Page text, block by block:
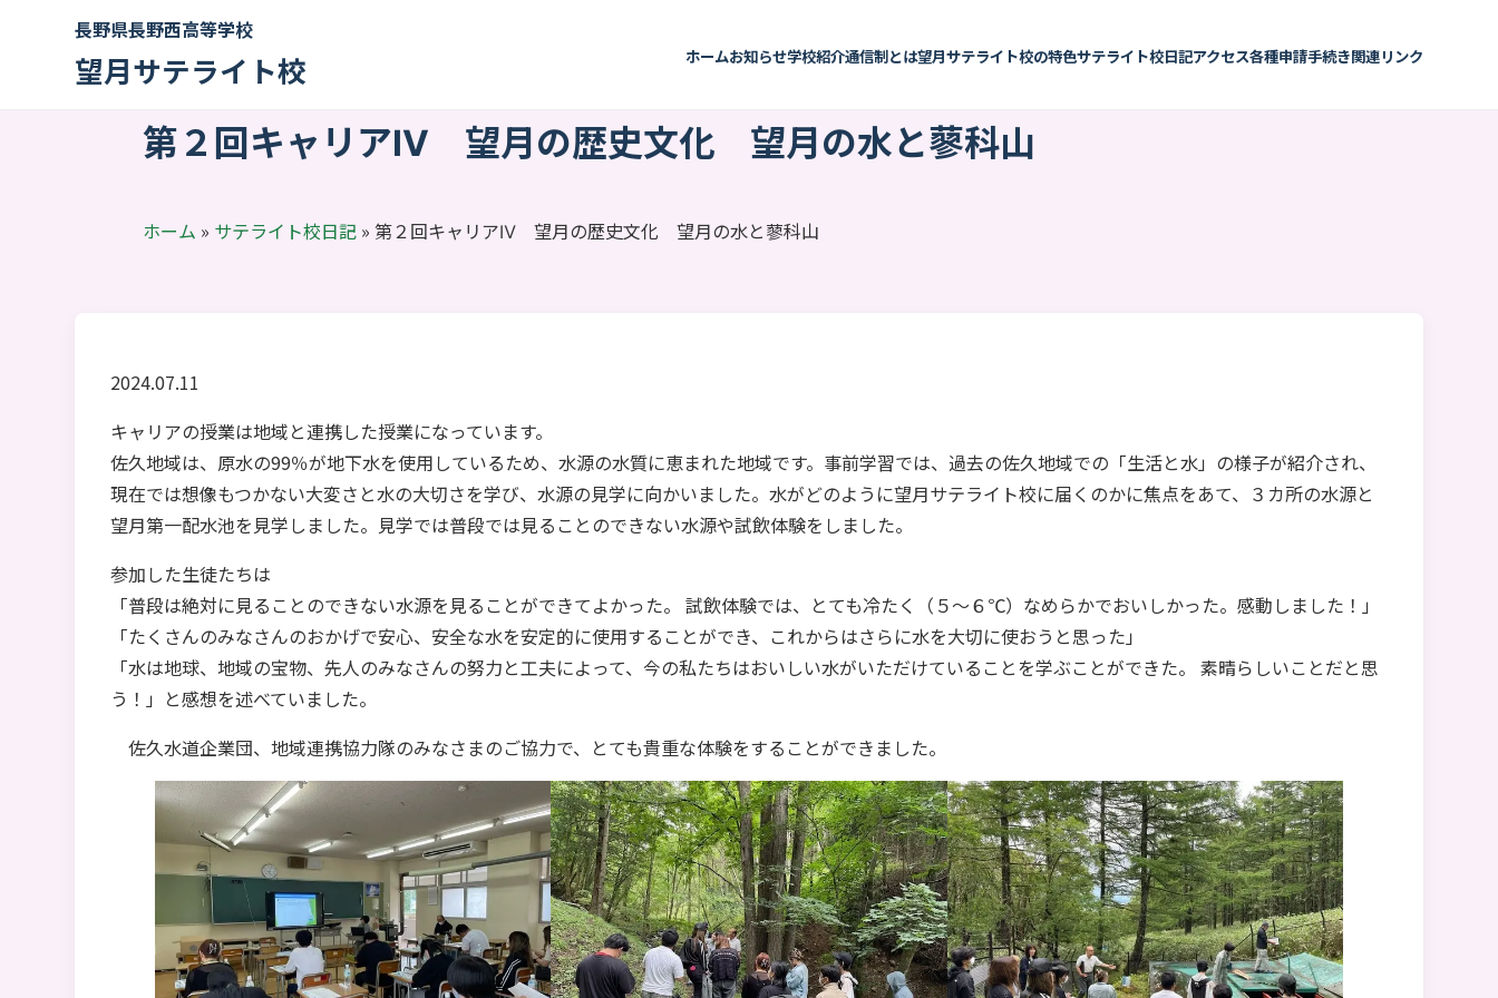
長野県長野西高等学校
望月サテライト校 ホームお知らせ学校紹介通信制とは望月サテライト校の特色サテライト校日記アクセス各種申請手続き関連リンク
第２回キャリアⅣ 望月の歴史文化 望月の水と蓼科山
ホーム » サテライト校日記» 第２回キャリアⅣ 望月の歴史文化 望月の水と蓼科山
2024.07.11
キャリアの授業は地域と連携した授業になっています。
佐久地域は、原水の99％が地下水を使用しているため、水源の水質に恵まれた地域です。事前学習では、過去の佐久地域での「生活と水」の様子が紹介され、
現在では想像もつかない大変さと水の大切さを学び、水源の見学に向かいました。水がどのように望月サテライト校に届くのかに焦点をあて、３カ所の水源と
望月第一配水池を見学しました。見学では普段では見ることのできない水源や試飲体験をしました。
参加した生徒たちは
「普段は絶対に見ることのできない水源を見ることができてよかった。 試飲体験では、とても冷たく（５～６℃）なめらかでおいしかった。感動しました！」
「たくさんのみなさんのおかげで安心、安全な水を安定的に使用することができ、これからはさらに水を大切に使おうと思った」
「水は地球、地域の宝物、先人のみなさんの努力と工夫によって、今の私たちはおいしい水がいただけていることを学ぶことができた。 素晴らしいことだと思
う！」と感想を述べていました。
佐久水道企業団、地域連携協力隊のみなさまのご協力で、とても貴重な体験をすることができました。